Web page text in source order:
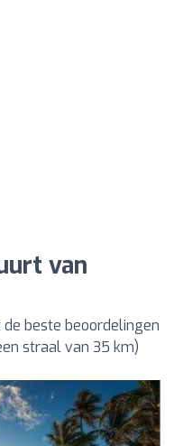
van
beste beoordelingen
straal van 35 km)